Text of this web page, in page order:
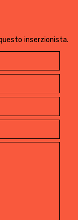
inserzionista.